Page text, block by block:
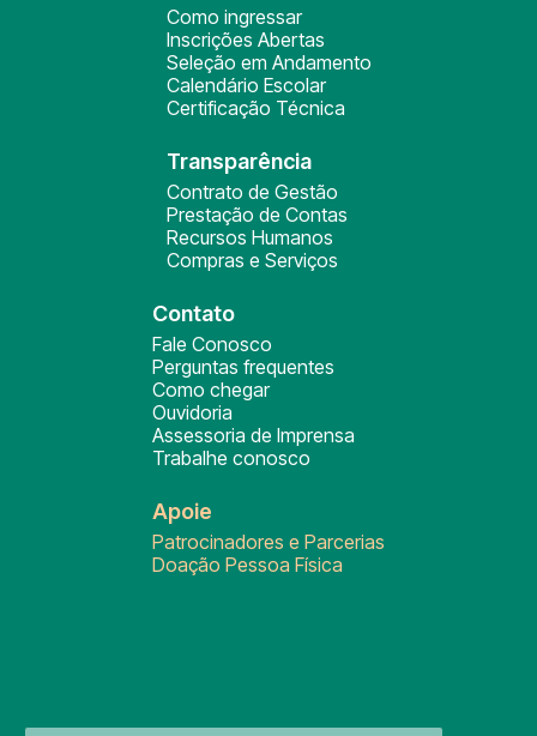
Como ingressar
Inscrições Abertas
Seleção em Andamento
Calendário Escolar
Certificação Técnica
Transparência
Contrato de Gestão
Prestação de Contas
Recursos Humanos
Compras e Serviços
Contato
Fale Conosco
Perguntas frequentes
Como chegar
Ouvidoria
Assessoria de Imprensa
Trabalhe conosco
Apoie
Patrocinadores e Parcerias
Doação Pessoa Física